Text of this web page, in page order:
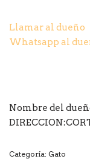
Llamar al dueño
Whatsapp al
Nombre del
Categoría: Gato